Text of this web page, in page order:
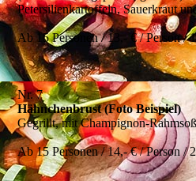
Petersilienkartoffeln, Sauerkraut
Ab 15 Personen / 13,- € / Person /
Nr. 7
Hähnchenbrust (Foto Beispiel)
Gegrillt, mit Champignon-
Ab 15 Personen / 14,- € / Person /